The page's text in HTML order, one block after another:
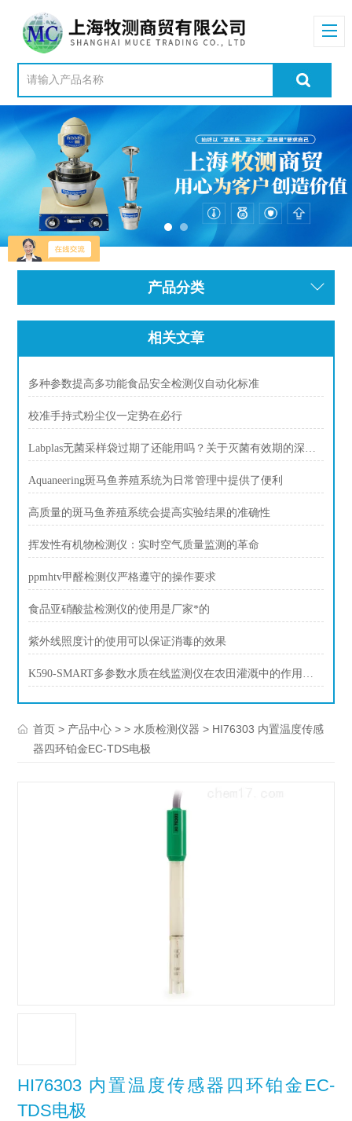
产品分类
相关文章
多种参数提高多功能食品安全检测仪自动化标准
校准手持式粉尘仪一定势在必行
Labplas无菌采样袋过期了还能用吗？关于灭菌有效期的深度解答
Aquaneering斑马鱼养殖系统为日常管理中提供了便利
高质量的斑马鱼养殖系统会提高实验结果的准确性
挥发性有机物检测仪：实时空气质量监测的革命
ppmhtv甲醛检测仪严格遵守的操作要求
食品亚硝酸盐检测仪的使用是厂家*的
紫外线照度计的使用可以保证消毒的效果
K590-SMART多参数水质在线监测仪在农田灌溉中的作用和意义
首页 > 产品中心 > > 水质检测仪器 > HI76303 内置温度传感
器四环铂金EC-TDS电极
HI76303 内置温度传感器四环铂金EC-
TDS电极